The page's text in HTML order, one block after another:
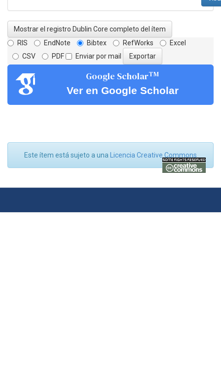
Mostrar el registro Dublin Core completo del ítem
RIS
EndNote Bibtex RefWorks
Excel
CSV
PDF Enviar por mail
Google ScholarTM
Ver en Google Scholar
Este ítem está sujeto a una Licencia Creative Commons